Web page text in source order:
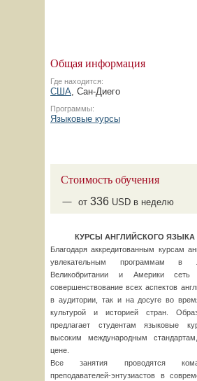
Общая информация
Где находится:
США, Сан-Диего
Программы:
Языковые курсы
Стоимость обучения
от 336 USD в неделю
КУРСЫ АНГЛИЙСКОГО ЯЗЫКА
Благодаря аккредитованным курсам
увлекательным программам в
Великобритании и Америки сеть
совершенствование всех аспектов
в аудитории, так и на досуге во
культурой и историей стран.
предлагает студентам языковые
высоким международным
цене.
Все занятия проводятся
преподавателей-энтузиастов в